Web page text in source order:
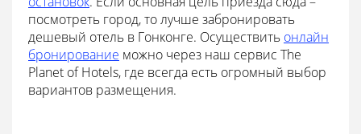
посмотреть город, то лучше забронировать
дешевый отель в Гонконге. Осуществить онлайн
бронирование можно через наш сервис The
Planet of Hotels, где всегда есть огромный выбор
вариантов размещения.